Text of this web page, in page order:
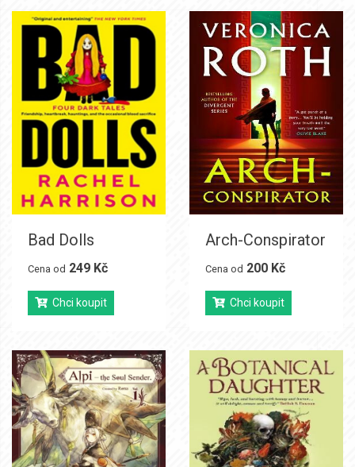
Bad Dolls
Cena od 249 Kč
Chci koupit
Arch-Conspirator
Cena od 200 Kč
Chci koupit